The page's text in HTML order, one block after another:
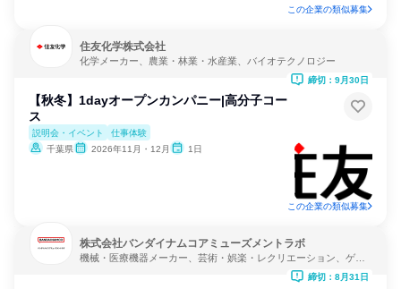
この企業の類似募集
住友化学株式会社
化学メーカー、農業・林業・水産業、バイオテクノロジー
【秋冬】1dayオープンカンパニー|⾼分⼦コー
ス
説明会・イベント
仕事体験
千葉県
2026年11月・12月 1日
締切：9月30日
この企業の類似募集
株式会社バンダイナムコアミューズメントラボ
機械・医療機器メーカー、芸術・娯楽・レクリエーション、ゲー
締切：8月31日